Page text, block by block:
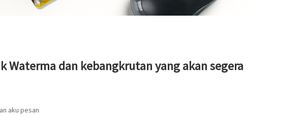
Waterma dan kebangkrutan yang akan segera
aku pesan